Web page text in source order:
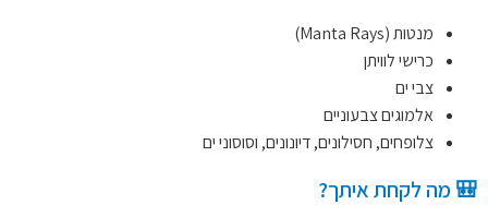
מנטות (Manta Rays)
כרישי לוויתן
צבי ים
אלמוגים צבעוניים
צלופחים, חסילונים, דיונונים, וסוסוני ים
🎒 מה לקחת איתך?